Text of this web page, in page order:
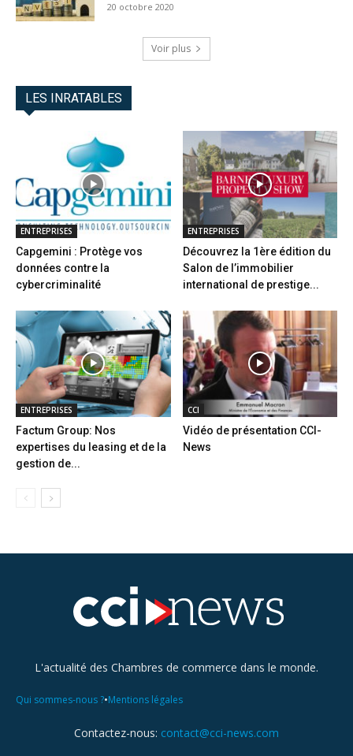
20 octobre 2020
Voir plus
LES INRATABLES
ENTREPRISES
Capgemini : Protège vos
données contre la
cybercriminalité
ENTREPRISES
Découvrez la 1ère édition du
Salon de l’immobilier
international de prestige...
ENTREPRISES
Factum Group: Nos
expertises du leasing et de la
gestion de...
CCI
Vidéo de présentation CCI-
News
L'actualité des Chambres de commerce dans le monde.
Qui sommes-nous ?•Mentions légales
Contactez-nous: contact@cci-news.com